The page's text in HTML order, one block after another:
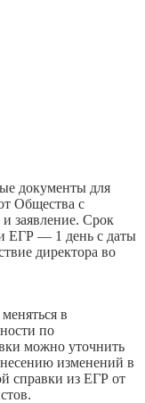
документы для
Общества с
заявление. Срок
ЕГР — 1 день с даты
директора во
в
по
можно уточнить
изменений в
справки из ЕГР от